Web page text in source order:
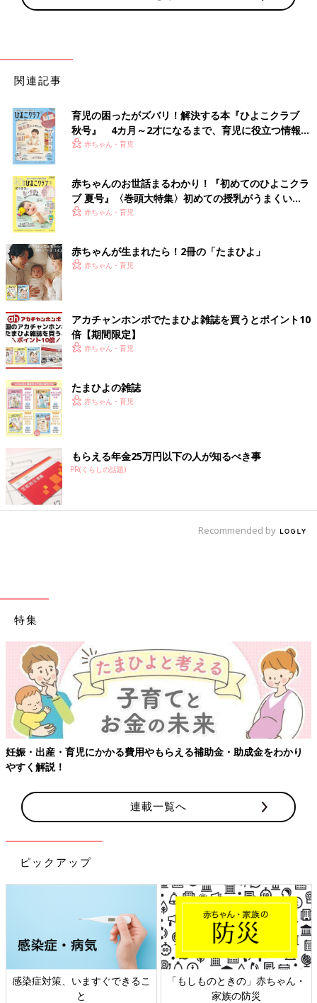
関連記事
育児の困ったがズバリ！解決する本『ひよこクラブ
秋号』 4カ月～2才になるまで、育児に役立つ情報が
いっぱい！
赤ちゃん・育児
赤ちゃんのお世話まるわかり！『初めてのひよこクラ
ブ 夏号』〈巻頭大特集〉初めての授乳がうまくい
く！ おっぱい・ミルクの基本と夏のトラブル 解決テ
赤ちゃん・育児
赤ちゃんが生まれたら！2冊の「たまひよ」
赤ちゃん・育児
アカチャンホンポでたまひよ雑誌を買うとポイント10
倍【期間限定】
赤ちゃん・育児
たまひよの雑誌
赤ちゃん・育児
もらえる年金25万円以下の人が知るべき事
PR(くらしの話題)
Recommended by
特集
妊娠・出産・育児にかかる費用やもらえる補助金・助成金をわかり
やすく解説！
連載一覧へ
ピックアップ
感染症対策、いますぐできるこ
と
「もしものときの」赤ちゃん・
家族の防災